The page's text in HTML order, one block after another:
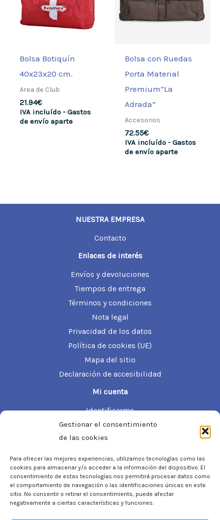
Gestionar el consentimiento
de las cookies
Para ofrecer las mejores experiencias, utilizamos tecnologías como las
cookies para almacenar y/o acceder a la información del dispositivo. El
consentimiento de estas tecnologías nos permitirá procesar datos como
el comportamiento de navegación o las identificaciones únicas en este
sitio. No consentir o retirar el consentimiento, puede afectar
negativamente a ciertas características y funciones.
Bolsa Botiquín
40x23x20 cm.
Area de Club
21.94€
IVA incluído - Gastos
de envío aparte
Bolsa con Ruedas
Porta Material
Premium”La
Adrada”
Accesorios
72.55€
IVA incluído - Gastos
de envío aparte
NUESTRA EMPRESA
Contacto
Enlaces de interés
Envíos y devoluciones
Tiempos de entrega
Términos y condiciones
Nota legal
Privacidad de los datos
Política de cookies (UE)
Mapa del sitio
Declaración de accesibilidad
Mi cuenta
Identificarme
Información de mi cuenta
Mis pedidos
Información de la tienda
Laorma
C/ Josep Soldevila, 19. Local 9-B 08030 Barcelona
93 706 44 04